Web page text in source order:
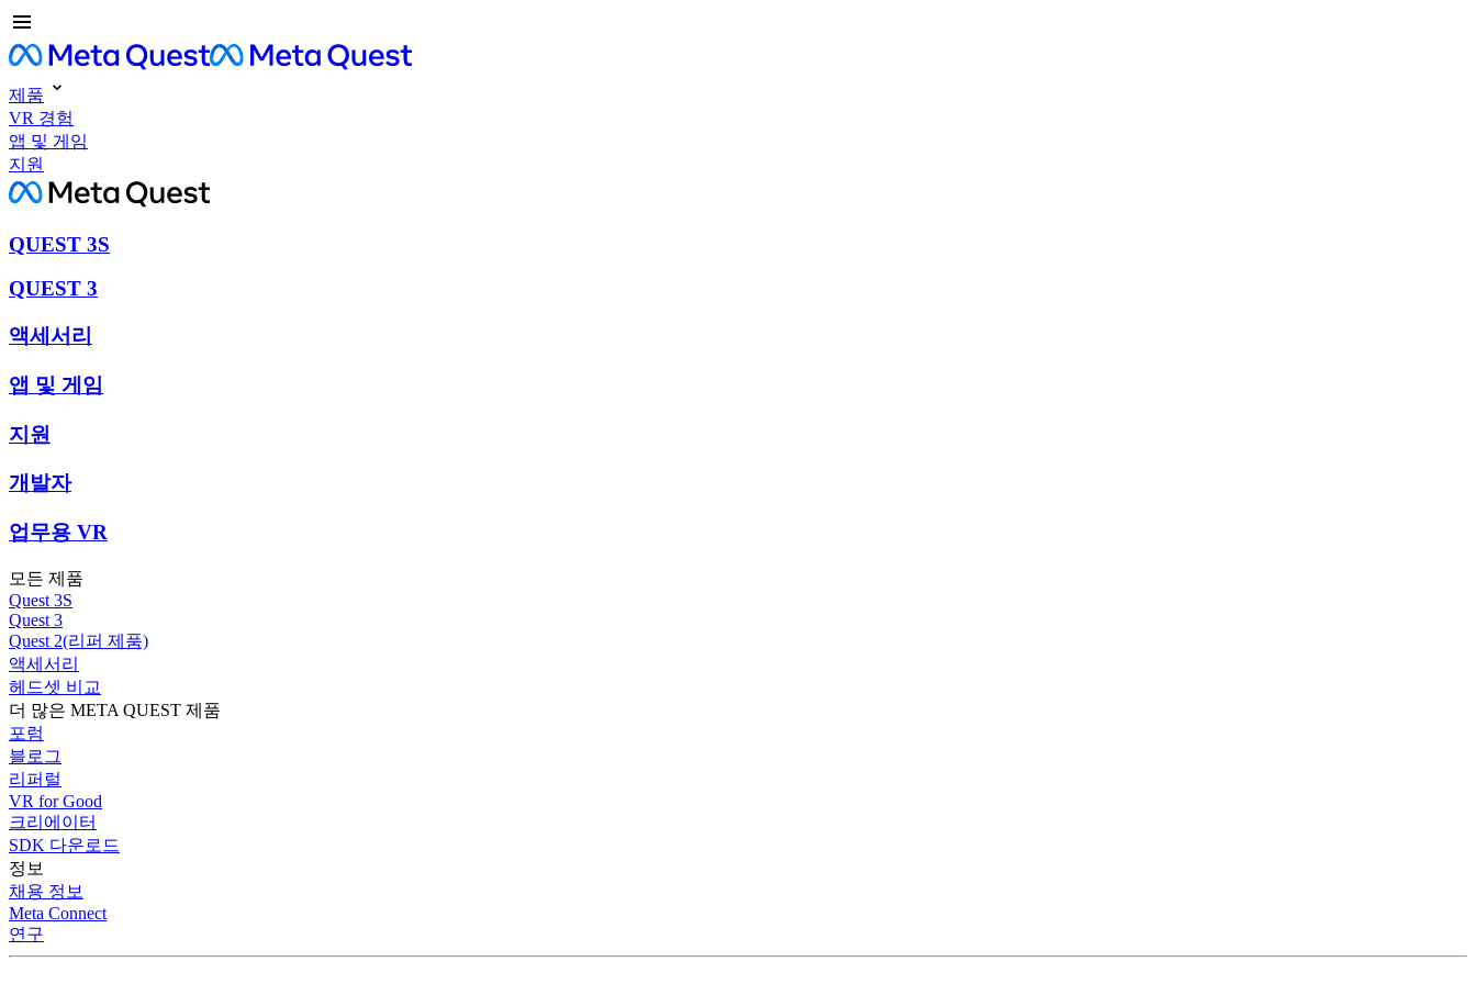
제품
VR 경험
앱 및 게임
지원
QUEST 3S
QUEST 3
액세서리
앱 및 게임
지원
개발자
업무용 VR
모든 제품
Quest 3S
Quest 3
Quest 2(리퍼 제품)
액세서리
헤드셋 비교
더 많은 META QUEST 제품
포럼
블로그
리퍼럴
VR for Good
크리에이터
SDK 다운로드
정보
채용 정보
Meta Connect
연구